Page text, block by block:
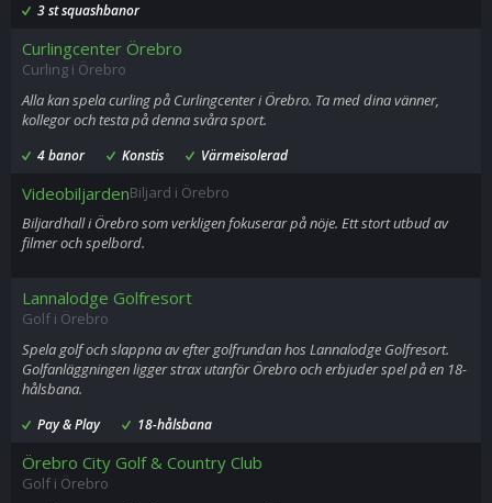
3 st squashbanor
Curlingcenter Örebro
Curling i Örebro
Alla kan spela curling på Curlingcenter i Örebro. Ta med dina vänner,
kollegor och testa på denna svåra sport.
4 banor Konstis Värmeisolerad
VideobiljardenBiljard i Örebro
Biljardhall i Örebro som verkligen fokuserar på nöje. Ett stort utbud av
filmer och spelbord.
Lannalodge Golfresort
Golf i Örebro
Spela golf och slappna av efter golfrundan hos Lannalodge Golfresort.
Golfanläggningen ligger strax utanför Örebro och erbjuder spel på en 18-
hålsbana.
Pay & Play 18-hålsbana
Örebro City Golf & Country Club
Golf i Örebro